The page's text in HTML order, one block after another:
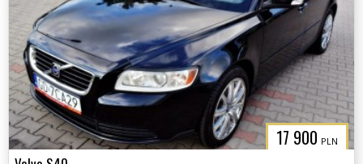
17 900 PLN